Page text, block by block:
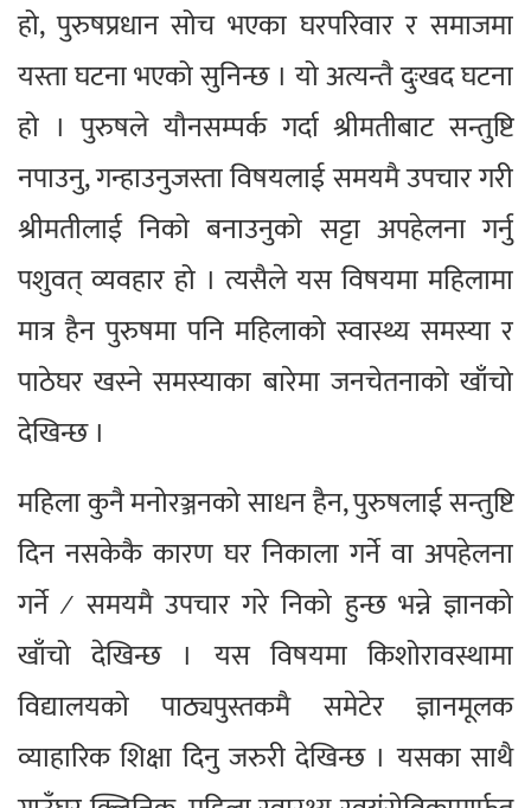
हो, पुरुषप्रधान सोच भएका घरपरिवार र समाजमा
यस्ता घटना भएको सुनिन्छ । यो अत्यन्तै दुःखद घटना
हो । पुरुषले यौनसम्पर्क गर्दा श्रीमतीबाट सन्तुष्टि
नपाउनु, गन्हाउनुजस्ता विषयलाई समयमै उपचार गरी
श्रीमतीलाई निको बनाउनुको सट्टा अपहेलना गर्नु
पशुवत् व्यवहार हो । त्यसैले यस विषयमा महिलामा
मात्र हैन पुरुषमा पनि महिलाको स्वास्थ्य समस्या र
पाठेघर खस्ने समस्याका बारेमा जनचेतनाको खाँचो
देखिन्छ ।
महिला कुनै मनोरञ्जनको साधन हैन, पुरुषलाई सन्तुष्टि
दिन नसकेकै कारण घर निकाला गर्ने वा अपहेलना
गर्ने ∕ समयमै उपचार गरे निको हुन्छ भन्ने ज्ञानको
खाँचो देखिन्छ । यस विषयमा किशोरावस्थामा
विद्यालयको पाठ्यपुस्तकमै समेटेर ज्ञानमूलक
व्याहारिक शिक्षा दिनु जरुरी देखिन्छ । यसका साथै